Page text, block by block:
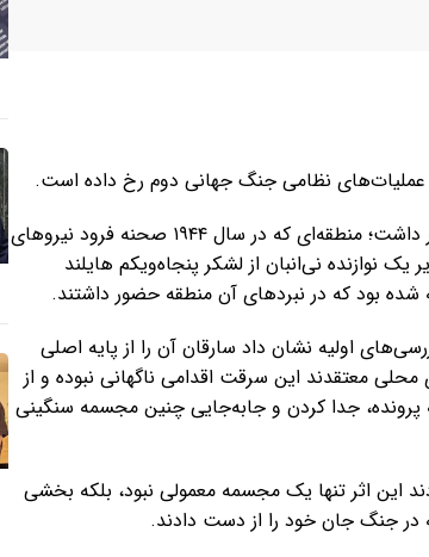
عملیات‌های نظامی جنگ جهانی دوم رخ داده است.
این مجسمه برنزی در شهر کوچک «برویل-له-مون» در منطقه نرماندی قرار داشت؛ منطقه‌ای که در سال ۱۹۴۴ صحنه فرود نیروهای
نوازنده نی‌انبان از لشکر پنجاه‌ویکم هایلند
شده بود که در نبردهای آن منطقه حضور داشتند.
اولیه نشان داد سارقان آن را از پایه اصلی
معتقدند این سرقت اقدامی ناگهانی نبوده و از
پرونده، جدا کردن و جابه‌جایی چنین مجسمه سنگینی
این اثر تنها یک مجسمه معمولی نبود، بلکه بخشی
در جنگ جان خود را از دست دادند.